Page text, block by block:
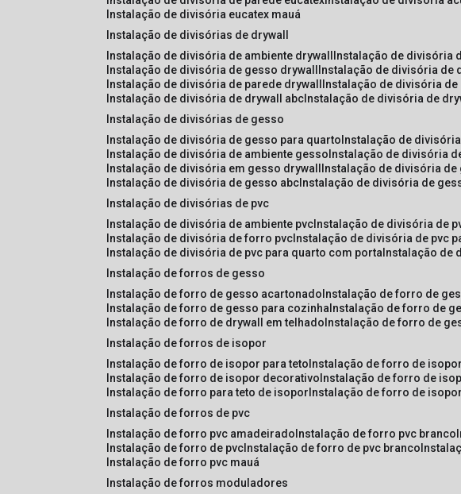
instalação de divisória eucatex mauá
instalação de divisórias de drywall
instalação de divisória de ambiente drywall
instalação de divisória
instalação de divisória de gesso drywall
instalação de divisória de
instalação de divisória de parede drywall
instalação de divisória
instalação de divisória de drywall abc instalação de divisória de
instalação de divisórias de gesso
instalação de divisória de gesso para quarto instalação de
instalação de divisória de ambiente gesso instalação de divisória
instalação de divisória em gesso drywall
instalação de divisória
instalação de divisória de gesso abc instalação de divisória de
instalação de divisórias de pvc
instalação de divisória de ambiente pvc instalação de divisória de
instalação de divisória de forro pvc instalação de divisória de pvc
instalação de divisória de pvc para quarto com porta instalação de
instalação de forros de gesso
instalação de forro de gesso acartonado instalação de forro de
instalação de forro de gesso para cozinha instalação de forro de
instalação de forro de drywall em telhado instalação de forro de
instalação de forros de isopor
instalação de forro de isopor para teto instalação de forro de
instalação de forro de isopor decorativo instalação de forro de
instalação de forro para teto de isopor instalação de forro de
instalação de forros de pvc
instalação de forro pvc amadeirado instalação de forro pvc branco
instalação de forro de pvc instalação de forro de pvc branco
instalação de forro pvc mauá
instalação de forros moduladores